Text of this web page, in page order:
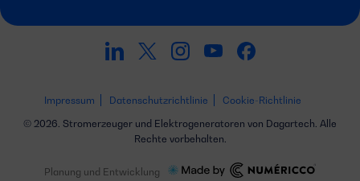
Impressum Datenschutzrichtlinie
Cookie-Richtlinie
© 2026. Stromerzeuger und Elektrogeneratoren von Dagartech. Alle
Rechte vorbehalten.
Planung und Entwicklung